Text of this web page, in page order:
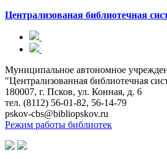
Централизованая библиотечная
Муниципальное автономное
"Централизованная библиотечная
180007, г. Псков, ул. Конная, д. 6
тел. (8112) 56-01-82, 56-14-79
pskov-cbs@bibliopskov.ru
Режим работы библиотек